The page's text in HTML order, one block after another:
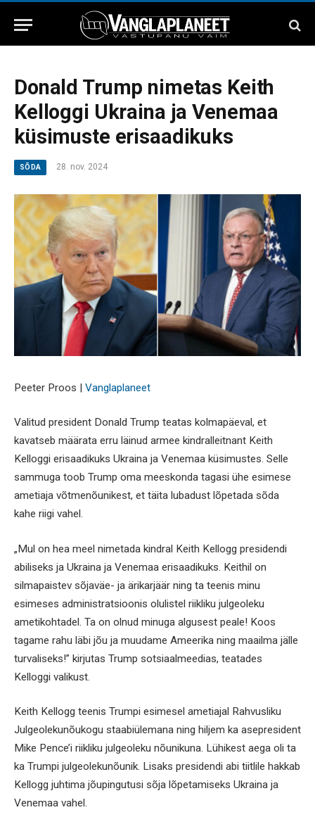
Donald Trump nimetas Keith
Kelloggi Ukraina ja Venemaa
küsimuste erisaadikuks
SÕDA 28. nov. 2024
Peeter Proos | Vanglaplaneet
Valitud president Donald Trump teatas kolmapäeval, et
kavatseb määrata erru läinud armee kindralleitnant Keith
Kelloggi erisaadikuks Ukraina ja Venemaa küsimustes. Selle
sammuga toob Trump oma meeskonda tagasi ühe esimese
ametiaja võtmenõunikest, et täita lubadust lõpetada sõda
kahe riigi vahel.
„Mul on hea meel nimetada kindral Keith Kellogg presidendi
abiliseks ja Ukraina ja Venemaa erisaadikuks. Keithil on
silmapaistev sõjaväe- ja ärikarjäär ning ta teenis minu
esimeses administratsioonis olulistel riikliku julgeoleku
ametikohtadel. Ta on olnud minuga algusest peale! Koos
tagame rahu läbi jõu ja muudame Ameerika ning maailma jälle
turvaliseks!” kirjutas Trump sotsiaalmeedias, teatades
Kelloggi valikust.
Keith Kellogg teenis Trumpi esimesel ametiajal Rahvusliku
Julgeolekunõukogu staabiülemana ning hiljem ka asepresident
Mike Pence’i riikliku julgeoleku nõunikuna. Lühikest aega oli ta
ka Trumpi julgeolekunõunik. Lisaks presidendi abi tiitlile hakkab
Kellogg juhtima jõupingutusi sõja lõpetamiseks Ukraina ja
Venemaa vahel.